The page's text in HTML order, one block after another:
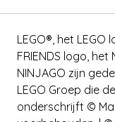
LEGO®, het LEGO
FRIENDS logo, het
NINJAGO zijn
LEGO Groep die
onderschrijft ©